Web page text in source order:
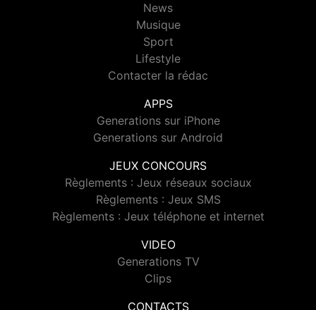
News
Musique
Sport
Lifestyle
Contacter la rédac
APPS
Generations sur iPhone
Generations sur Android
JEUX CONCOURS
Règlements : Jeux réseaux sociaux
Règlements : Jeux SMS
Règlements : Jeux téléphone et internet
VIDEO
Generations TV
Clips
CONTACTS